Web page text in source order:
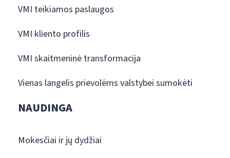
VMI teikiamos paslaugos
VMI kliento profilis
VMI skaitmeninė transformacija
Vienas langelis prievolėms valstybei sumokėti
NAUDINGA
Mokesčiai ir jų dydžiai